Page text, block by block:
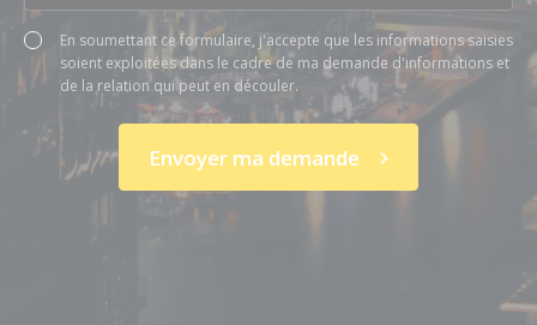
En soumettant ce formulaire, j'accepte que les informations saisies
soient exploitées dans le cadre de ma demande d'informations et
de la relation qui peut en découler.